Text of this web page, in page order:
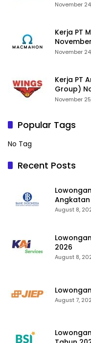
November
Kerja PT
November
Kerja PT
Group)
November
Popular Tags
No Tag
Recent Posts
Angkatan
August 8,
2026
August 8,
August 7,